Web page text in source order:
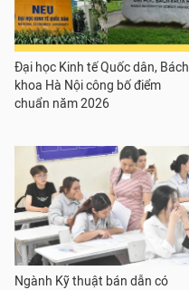
Đại học Kinh tế Quốc dân, Bách
khoa Hà Nội công bố điểm
chuẩn năm 2026
Ngành Kỹ thuật bán dẫn có